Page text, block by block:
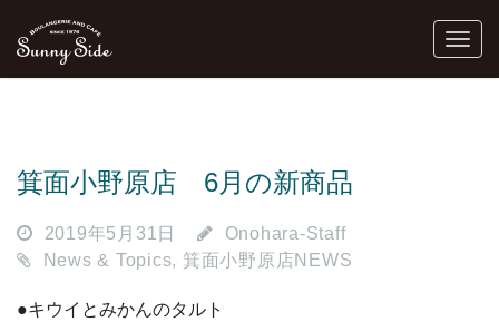
箕面小野原店 6月の新商品
2019年5月31日
Onohara-Staff
News & Topics, 箕面小野原店NEWS
●キウイとみかんのタルト